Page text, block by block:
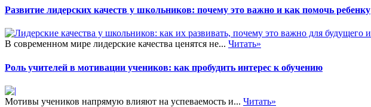
Развитие лидерских качеств у школьников: почему это важно и как помочь ребенку
В современном мире лидерские качества ценятся не... Читать»
Роль учителей в мотивации учеников: как пробудить интерес к обучению
Мотивы учеников напрямую влияют на успеваемость и... Читать»